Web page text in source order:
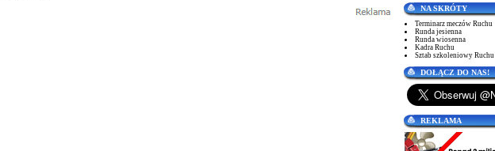
NA SKRÓTY
Terminarz meczów Ruchu
Runda jesienna
Runda wiosenna
Kadra Ruchu
Sztab szkoleniowy Ruchu
DOŁĄCZ DO NAS!
REKLAMA